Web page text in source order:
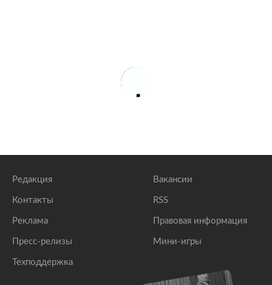
Редакция
Контакты
Реклама
Пресс-релизы
Техподдержка
Вакансии
RSS
Правовая информация
Мини-игры